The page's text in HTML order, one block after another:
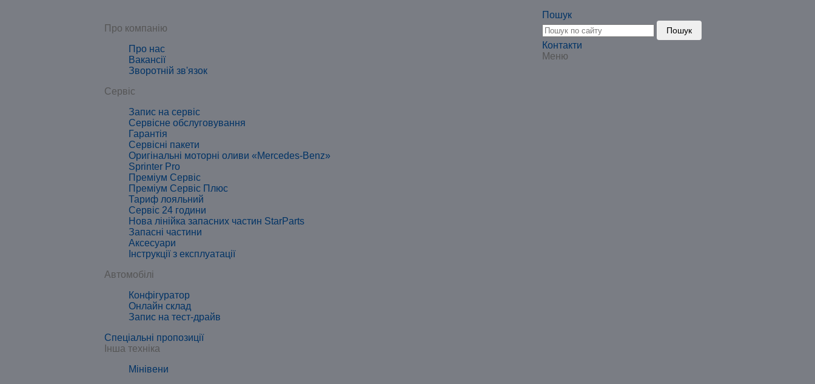
Пошук
Пошук
Контакти
Меню
Про компанію
Про нас
Вакансії
Зворотній зв'язок
Сервіс
Запис на сервіс
Сервісне обслуговування
Гарантія
Сервісні пакети
Оригінальні моторні оливи «Mercedes-Benz»
Sprinter Pro
Преміум Сервіс
Преміум Сервіс Плюс
Тариф лояльний
Сервіс 24 години
Нова лінійка запасних частин StarParts
Запасні частини
Аксесуари
Інструкції з експлуатації
Автомобілі
Конфігуратор
Онлайн склад
Запис на тест-драйв
Спеціальні пропозиції
Інша техніка
Мінівени